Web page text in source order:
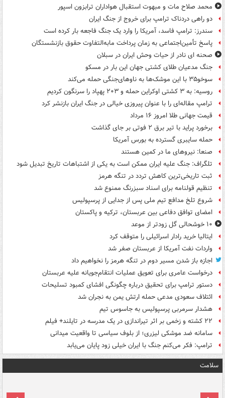
محمد صلاح مات و مبهوت استقبال هواداران ترابزون اسپور
دو راهی دردناک ترامپ برای خروج از جنگ ایران
سندرز: ترامپ فاسد، آمریکا را وارد یک جنگ فاجعه بار کرده است
پاسخ تأمین‌اجتماعی به زمان پرداخت مابه‌التفاوت حقوق بازنشستگان
صحنه ای نادر از حیات وحش ایران در سبلان
جنگ مدعیان طلای کشتی جهان این بار در مسکو
سوخو۳۵ با این موشک‌ها به ناوهای‌جنگی حمله می‌کند
روسیه: به ۳ کشتی اوکراین حمله و ۲۰۳ پهپاد را سرنگون کردیم
ترامپ مقاله‌ای را با عنوان پیروزی خیالی در جنگ ایران بازنشر کرد
قیمت جهانی طلا امروز ۱۶ مرداد
برخورد پراید با تیر برق ۲ فوتی بر جای گذاشت
حمله سایبری گسترده به بورس آمریکا
صنعا: نیروهای ما در کمین‌ هستند
تلگراف: جنگ علیه ایران ممکن است به یکی از اشتباهات تاریخ تبدیل شود
ثبت تاریخی‌ترین کاهش تردد در تنگه هرمز
تنظیم قولنامه برای اسناد سبزرنگ ممنوع شد
شروع تلخ مدافع تیم ملی پس از جدایی از پرسپولیس
امضای توافق دفاعی بین عربستان، ترکیه و پاکستان
۱۰ خوشحالی گل زودتر از موعد
ایتالیا خرید رادار اسرائیلی را متوقف کرد
واردات نفت آمریکا از عربستان صفر شد
اجازه باز شدن مسیر دوم در تنگه هرمز را نخواهیم داد
درخواست عامری برای تعویق عملیات انتقام‌جویانه علیه عربستان
دستور ترامپ برای تحقیق درباره چگونگی افشای کمبود تسلیحات
ائتلاف سعودی مدعی حمله ارتش یمن به نجران شد
هشدار سرمربی پرسپولیس به جاسوس تیم
۲۲ کشته و زخمی بر اثر تیراندازی در یک مدرسه در تایلند+ فیلم
سامانه ضد موشکی لیزری؛ از بلوف سیاسی تا واقعیت میدانی
ترامپ: فکر می‌کنم جنگ با ایران خیلی زود پایان می‌یابد
سلامت